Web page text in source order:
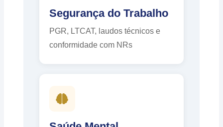
Segurança do Trabalho
PGR, LTCAT, laudos técnicos e
conformidade com NRs